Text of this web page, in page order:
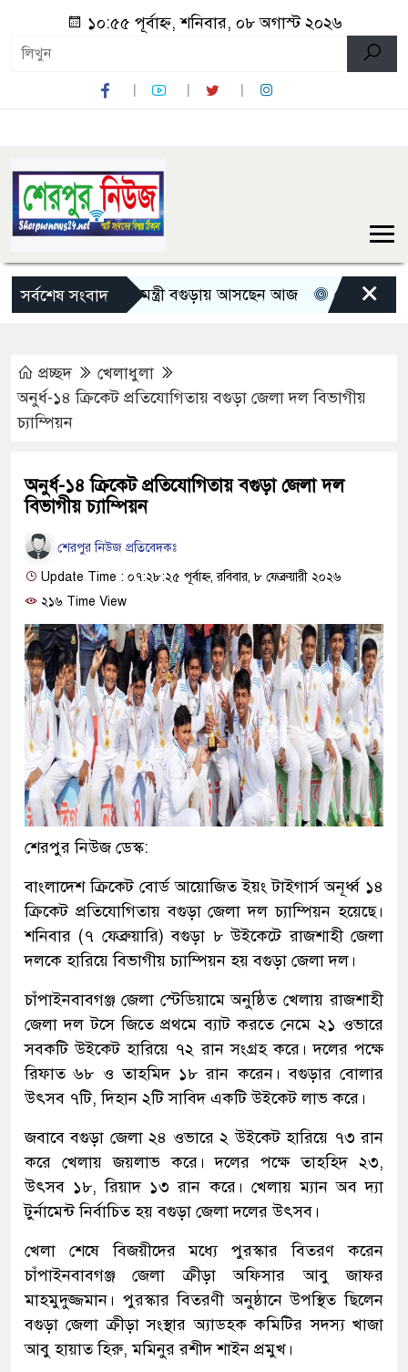
১০:৫৫ পূর্বাহ্ন, শনিবার, ০৮ অগাস্ট ২০২৬
সর্বশেষ সংবাদ
তিন মন্ত্রী-প্রতিমন্ত্রী বগুড়ায় আসছেন আজ রোমান্টিক বার্তা
×
প্রচ্ছদ
খেলাধুলা
অনুর্ধ-১৪ ক্রিকেট প্রতিযোগিতায় বগুড়া জেলা দল বিভাগীয়
চ্যাম্পিয়ন
অনুর্ধ-১৪ ক্রিকেট প্রতিযোগিতায় বগুড়া জেলা দল
বিভাগীয় চ্যাম্পিয়ন
শেরপুর নিউজ প্রতিবেদকঃ
Update Time : ০৭:২৮:২৫ পূর্বাহ্ন, রবিবার, ৮ ফেব্রুয়ারী ২০২৬
২১৬ Time View
শেরপুর নিউজ ডেস্ক:
বাংলাদেশ ক্রিকেট বোর্ড আয়োজিত ইয়ং টাইগার্স অনূর্ধ্ব ১৪
ক্রিকেট প্রতিযোগিতায় বগুড়া জেলা দল চ্যাম্পিয়ন হয়েছে।
শনিবার (৭ ফেব্রুয়ারি) বগুড়া ৮ উইকেটে রাজশাহী জেলা
দলকে হারিয়ে বিভাগীয় চ্যাম্পিয়ন হয় বগুড়া জেলা দল।
চাঁপাইনবাবগঞ্জ জেলা স্টেডিয়ামে অনুষ্ঠিত খেলায় রাজশাহী
জেলা দল টসে জিতে প্রথমে ব্যাট করতে নেমে ২১ ওভারে
সবকটি উইকেট হারিয়ে ৭২ রান সংগ্রহ করে। দলের পক্ষে
রিফাত ৬৮ ও তাহমিদ ১৮ রান করেন। বগুড়ার বোলার
উৎসব ৭টি, দিহান ২টি সাবিদ একটি উইকেট লাভ করে।
জবাবে বগুড়া জেলা ২৪ ওভারে ২ উইকেট হারিয়ে ৭৩ রান
করে খেলায় জয়লাভ করে। দলের পক্ষে তাহহিদ ২৩,
উৎসব ১৮, রিয়াদ ১৩ রান করে। খেলায় ম্যান অব দ্যা
টুর্নামেন্ট নির্বাচিত হয় বগুড়া জেলা দলের উৎসব।
খেলা শেষে বিজয়ীদের মধ্যে পুরস্কার বিতরণ করেন
চাঁপাইনবাবগঞ্জ জেলা ক্রীড়া অফিসার আবু জাফর
মাহমুদুজ্জমান। পুরস্কার বিতরণী অনুষ্ঠানে উপস্থিত ছিলেন
বগুড়া জেলা ক্রীড়া সংস্থার অ্যাডহক কমিটির সদস্য খাজা
আবু হায়াত হিরু, মমিনুর রশীদ শাইন প্রমুখ।